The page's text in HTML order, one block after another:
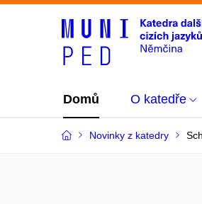
Domů O katedře
Novinky z katedry